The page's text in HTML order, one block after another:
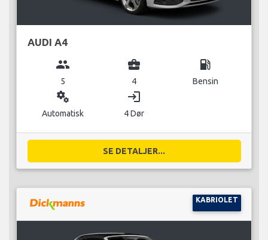
AUDI A4
group
5
business_center
4
local_gas_station
Bensin
miscellaneous_services
Automatisk
login
4 Dør
SE DETALJER...
KABRIOLET